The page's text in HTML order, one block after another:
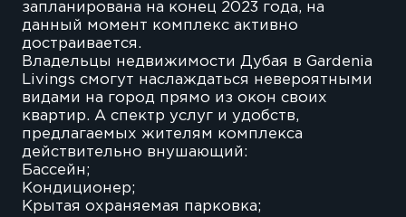
запланирована на конец 2023 года, на
данный момент комплекс активно
достраивается.
Владельцы недвижимости Дубая в Gardenia
Livings смогут наслаждаться невероятными
видами на город прямо из окон своих
квартир. А спектр услуг и удобств,
предлагаемых жителям комплекса
действительно внушающий:
Бассейн;
Кондиционер;
Крытая охраняемая парковка;